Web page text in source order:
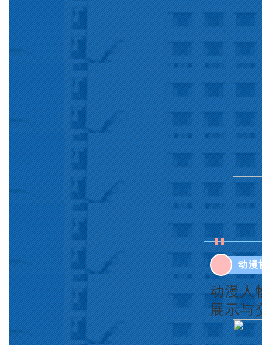
动漫
动漫人
展示与